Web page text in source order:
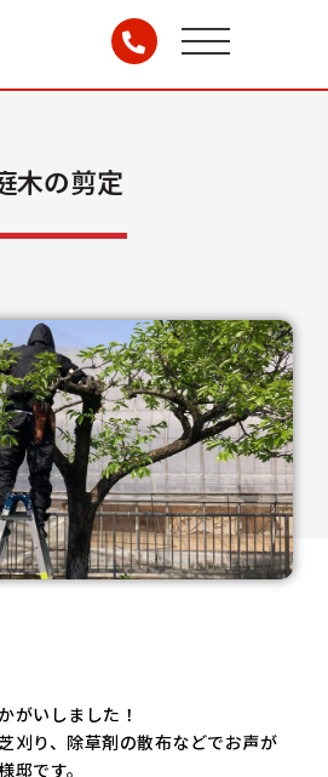
木の剪定
がいしました！
刈り、除草剤の散布などでお声が
邸です。